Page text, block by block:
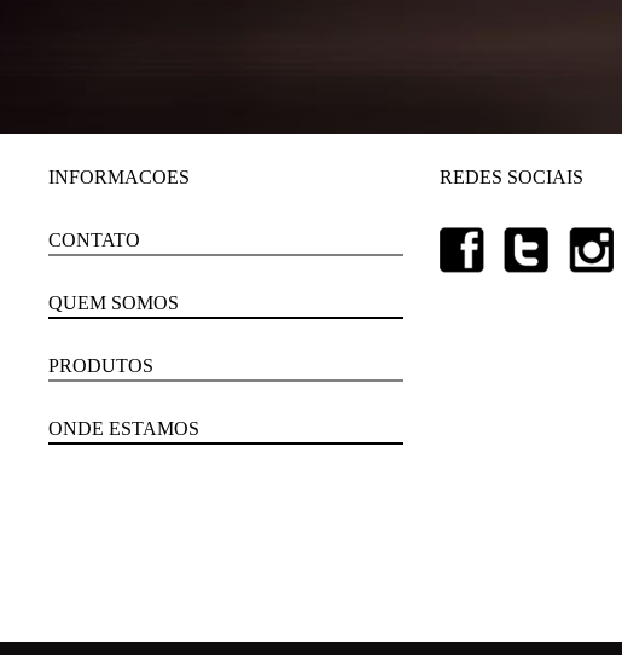
INFORMACOES
CONTATO
QUEM SOMOS
PRODUTOS
ONDE ESTAMOS
REDES SOCIAIS